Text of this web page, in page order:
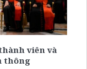
viên và
thông